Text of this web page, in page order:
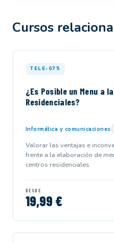
Cursos
TELE-075
¿Es Posible un Menu a
Residenciales?
Informática y comunicaciones
Valorar las ventajas e
frente a la elaboración de
centros residenciales
DESDE
19,99 €